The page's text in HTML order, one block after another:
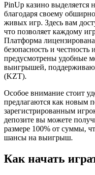
PinUp казино выделяется
благодаря своему
живых игр. Здесь вам
что позволяет каждому
Платформа
безопасность и
предусмотрены удобные
выигрышей,
(KZT).
Особое внимание стоит
предлагаются как новым
зарегистрированным
депозите вы можете
размере 100% от суммы,
шансы на выигрыш.
Как начать